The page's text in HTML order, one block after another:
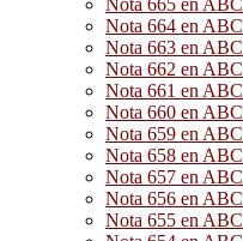
Nota 665 en
Nota 664 en
Nota 663 en
Nota 662 en
Nota 661 en
Nota 660 en
Nota 659 en
Nota 658 en
Nota 657 en
Nota 656 en
Nota 655 en